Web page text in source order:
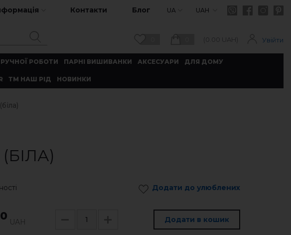
Контакти Блог UA UAH
(0.00 UAH) Увійти
РОБОТИ ПАРНІ ВИШИВАНКИ АКСЕСУАРИ ДЛЯ ДОМУ
ТМ НАШ РІД НОВИНКИ
Додати до улюблених
UAH Додати в кошик